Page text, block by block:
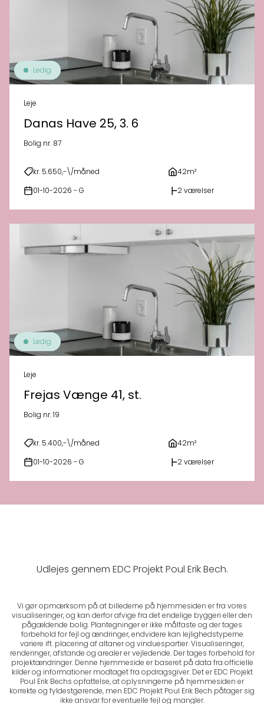
Ledig
Leje
Danas Have 25, 3. 6
Bolig nr. 87
kr. 5.650,-\/måned 42m²
01-10-2026 - G 2 værelser
Ledig
Leje
Frejas Vænge 41, st.
Bolig nr. 19
kr. 5.400,-\/måned 42m²
01-10-2026 - G 2 værelser
Udlejes gennem EDC Projekt Poul Erik Bech.
Vi gør opmærksom på at billederne på hjemmesiden er fra vores
visualiseringer, og kan derfor afvige fra det endelige byggeri eller den
pågældende bolig. Plantegninger er ikke målfaste og der tages
forbehold for fejl og ændringer, endvidere kan lejlighedstyperne
variere ift. placering af altaner og vinduespartier. Visualiseringer,
renderinger, afstande og arealer er vejledende. Der tages forbehold for
projektændringer. Denne hjemmeside er baseret på data fra officielle
kilder og informationer modtaget fra opdragsgiver. Det er EDC Projekt
Poul Erik Bechs opfattelse, at oplysningerne på hjemmesiden er
korrekte og fyldestgørende, men EDC Projekt Poul Erik Bech påtager sig
ikke ansvar for eventuelle fejl og mangler.